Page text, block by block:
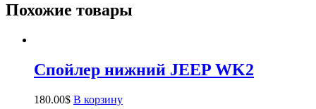
Похожие товары
Спойлер нижний JEEP WK2
180.00$ В корзину